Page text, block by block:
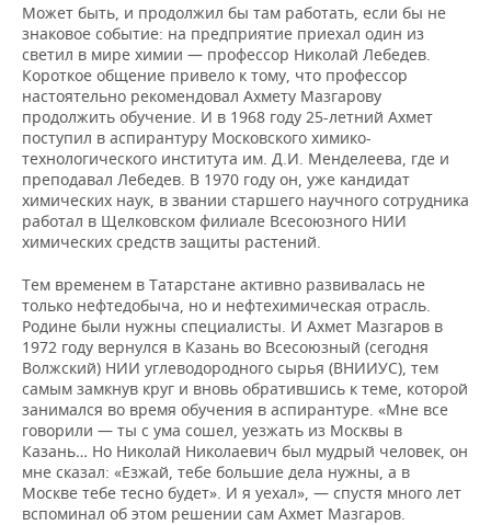
Может быть, и продолжил бы там работать, если бы не
знаковое событие: на предприятие приехал один из
светил в мире химии — профессор Николай Лебедев.
Короткое общение привело к тому, что профессор
настоятельно рекомендовал Ахмету Мазгарову
продолжить обучение. И в 1968 году 25-летний Ахмет
поступил в аспирантуру Московского химико-
технологического института им. Д.И. Менделеева, где и
преподавал Лебедев. В 1970 году он, уже кандидат
химических наук, в звании старшего научного сотрудника
работал в Щелковском филиале Всесоюзного НИИ
химических средств защиты растений.
Тем временем в Татарстане активно развивалась не
только нефтедобыча, но и нефтехимическая отрасль.
Родине были нужны специалисты. И Ахмет Мазгаров в
1972 году вернулся в Казань во Всесоюзный (сегодня
Волжский) НИИ углеводородного сырья (ВНИИУС), тем
самым замкнув круг и вновь обратившись к теме, которой
занимался во время обучения в аспирантуре. «Мне все
говорили — ты с ума сошел, уезжать из Москвы в
Казань… Но Николай Николаевич был мудрый человек, он
мне сказал: «Езжай, тебе большие дела нужны, а в
Москве тебе тесно будет». И я уехал», — спустя много лет
вспоминал об этом решении сам Ахмет Мазгаров.